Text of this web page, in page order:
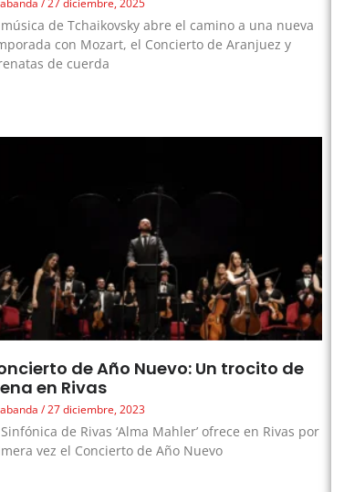
27 diciembre, 2025
música de Tchaikovsky abre el camino a una nueva
con Mozart, el Concierto de Aranjuez y
de cuerda
de Año Nuevo: Un trocito de
en Rivas
27 diciembre, 2023
de Rivas ‘Alma Mahler’ ofrece en Rivas por
vez el Concierto de Año Nuevo